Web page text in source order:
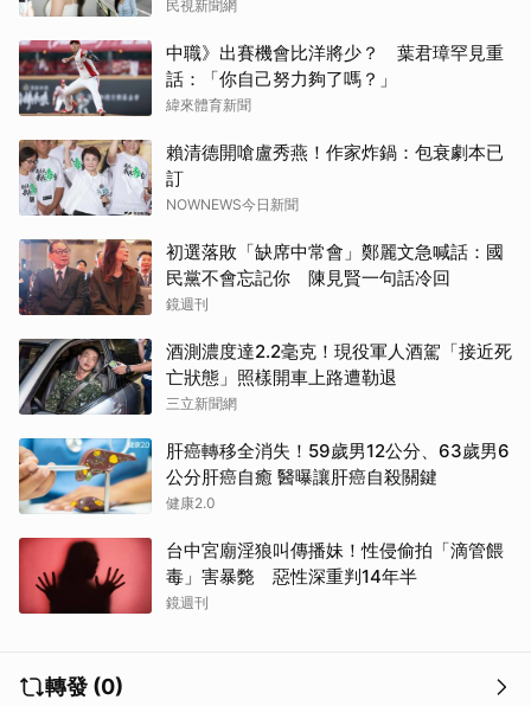
民視新聞網
中職》出賽機會比洋將少？ 葉君璋罕見重
話：「你自己努力夠了嗎？」
緯來體育新聞
賴清德開嗆盧秀燕！作家炸鍋：包衰劇本已
訂
NOWNEWS今日新聞
初選落敗「缺席中常會」鄭麗文急喊話：國
民黨不會忘記你 陳見賢一句話冷回
鏡週刊
酒測濃度達2.2毫克！現役軍人酒駕「接近死
亡狀態」照樣開車上路遭勒退
三立新聞網
肝癌轉移全消失！59歲男12公分、63歲男6
公分肝癌自癒 醫曝讓肝癌自殺關鍵
健康2.0
台中宮廟淫狼叫傳播妹！性侵偷拍「滴管餵
毒」害暴斃 惡性深重判14年半
鏡週刊
轉發 (0)